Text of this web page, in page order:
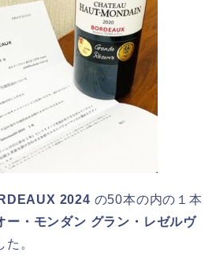
2024 の50本の内の１本
ー・モンダン グラン・レゼルヴ
。